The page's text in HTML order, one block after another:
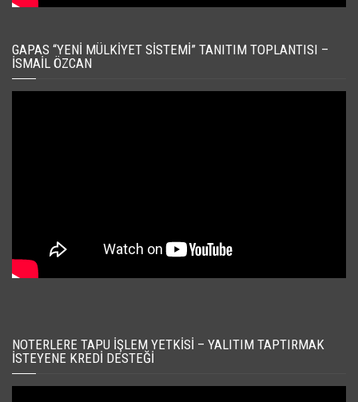
GAPAS “YENI MÜLKIYET SISTEMI” TANITIM TOPLANTISI –
İSMAIL ÖZCAN
NOTERLERE TAPU İŞLEM YETKISI – YALITIM TAPTIRMAK
İSTEYENE KREDI DESTEĞI